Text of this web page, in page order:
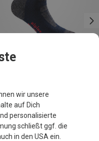
wir unsere
auf Dich
personalisierte
schließt ggf. die
in den USA ein.